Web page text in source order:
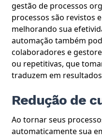
gestão de processos
processos são revistos
melhorando sua
automação também
colaboradores e
ou repetitivas, que
traduzem em
Redução de
Ao tornar seus
automaticamente sua